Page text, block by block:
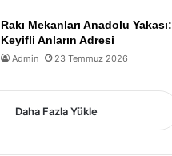
Rakı Mekanları Anadolu Yakası:
Keyifli Anların Adresi
Admin 23 Temmuz 2026
Daha Fazla Yükle